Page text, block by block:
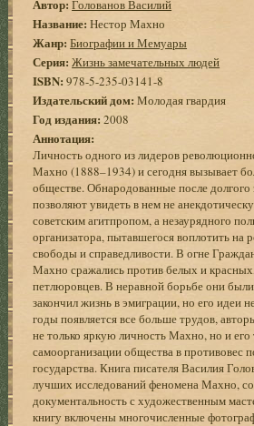
Автор: Голованов Василий
Название: Нестор Махно
Жанр: Биографии и Мемуары
Серия: Жизнь замечательных людей
ISBN: 978-5-235-03141-8
Издательский дом: Молодая гвардия
Год издания: 2008
Аннотация:
Личность одного из лидеров
Махно (1888–1934) и сегодня вызывает
обществе. Обнародованные после
позволяют увидеть в нем не
советским агитпропом, а незаурядного
организатора, пытавшегося воплотить на
свободы и справедливости. В огне
Махно сражались против белых и
петлюровцев. В неравной борьбе они
закончил жизнь в эмиграции, но его идеи
годы появляется все больше трудов,
не только яркую личность Махно, но и
самоорганизации общества в противовес
государства. Книга писателя Василия
лучших исследований феномена Махно,
документальность с художественным
книгу включены многочисленные